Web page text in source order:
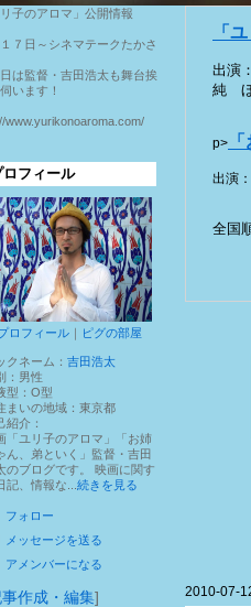
リ子のアロマ」公開情報
１７日～シネマテークたかさ
日は監督・吉田浩太も舞台挨
います！
www.yurikonoaroma.com/
ロフィール
ロフィール ｜ ピグの部屋
クネーム： 吉田浩太
： 男性
型： O型
まいの地域： 東京都
紹介：
「ユリ子のアロマ」「お姉
ん、弟といく」監督・吉田
のブログです。 映画に関す
記、情報な... 続きを見る
フォロー
メッセージを送る
アメンバーになる
作成・編集]
「
出演
純
p>
出演
全国
2010-07-